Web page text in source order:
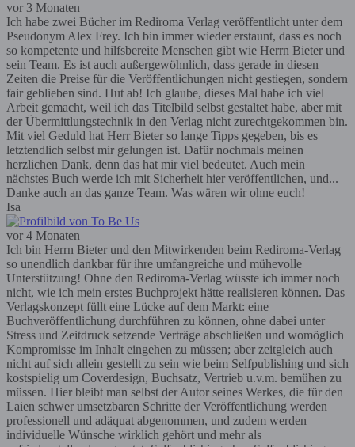
vor 3 Monaten
Ich habe zwei Bücher im Rediroma Verlag veröffentlicht unter dem
Pseudonym Alex Frey. Ich bin immer wieder erstaunt, dass es noch
so kompetente und hilfsbereite Menschen gibt wie Herrn Bieter und
sein Team. Es ist auch außergewöhnlich, dass gerade in diesen
Zeiten die Preise für die Veröffentlichungen nicht gestiegen, sondern
fair geblieben sind. Hut ab! Ich glaube, dieses Mal habe ich viel
Arbeit gemacht, weil ich das Titelbild selbst gestaltet habe, aber mit
der Übermittlungstechnik in den Verlag nicht zurechtgekommen bin.
Mit viel Geduld hat Herr Bieter so lange Tipps gegeben, bis es
letztendlich selbst mir gelungen ist. Dafür nochmals meinen
herzlichen Dank, denn das hat mir viel bedeutet. Auch mein
nächstes Buch werde ich mit Sicherheit hier veröffentlichen, und...
Danke auch an das ganze Team. Was wären wir ohne euch!
Isa
vor 4 Monaten
Ich bin Herrn Bieter und den Mitwirkenden beim Rediroma-Verlag
so unendlich dankbar für ihre umfangreiche und mühevolle
Unterstützung! Ohne den Rediroma-Verlag wüsste ich immer noch
nicht, wie ich mein erstes Buchprojekt hätte realisieren können. Das
Verlagskonzept füllt eine Lücke auf dem Markt: eine
Buchveröffentlichung durchführen zu können, ohne dabei unter
Stress und Zeitdruck setzende Verträge abschließen und womöglich
Kompromisse im Inhalt eingehen zu müssen; aber zeitgleich auch
nicht auf sich allein gestellt zu sein wie beim Selfpublishing und sich
kostspielig um Coverdesign, Buchsatz, Vertrieb u.v.m. bemühen zu
müssen. Hier bleibt man selbst der Autor seines Werkes, die für den
Laien schwer umsetzbaren Schritte der Veröffentlichung werden
professionell und adäquat abgenommen, und zudem werden
individuelle Wünsche wirklich gehört und mehr als